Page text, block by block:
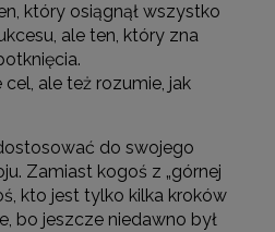
który osiągnął wszystko
ale ten, który zna
ale też rozumie, jak
do swojego
Zamiast kogoś z „górnej
kto jest tylko kilka kroków
bo jeszcze niedawno był